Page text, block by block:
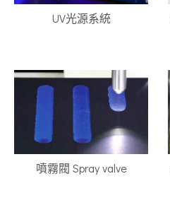
UV光源系統
噴霧閥 Spray valve